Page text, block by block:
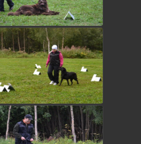
view picture
view picture